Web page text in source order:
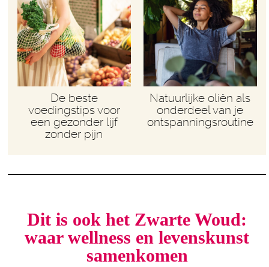
De beste
voedingstips voor
een gezonder lijf
zonder pijn
Natuurlijke oliën als
onderdeel van je
ontspanningsroutine
Dit is ook het Zwarte Woud:
waar wellness en levenskunst
samenkomen